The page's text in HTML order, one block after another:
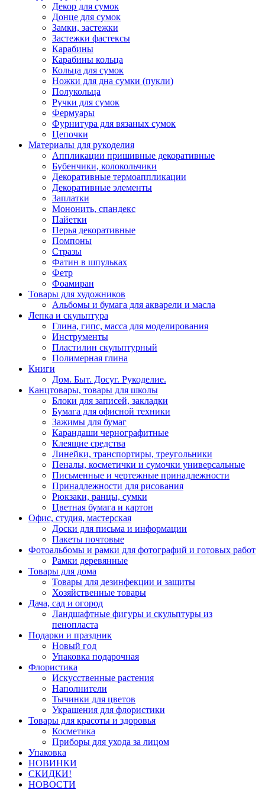
Декор для сумок
Донце для сумок
Замки, застежки
Застежки фастексы
Карабины
Карабины кольца
Кольца для сумок
Ножки для дна сумки (пукли)
Полукольца
Ручки для сумок
Фермуары
Фурнитура для вязаных сумок
Цепочки
Материалы для рукоделия
Аппликации пришивные декоративные
Бубенчики, колокольчики
Декоративные термоаппликации
Декоративные элементы
Заплатки
Мононить, спандекс
Пайетки
Перья декоративные
Помпоны
Стразы
Фатин в шпульках
Фетр
Фоамиран
Товары для художников
Альбомы и бумага для акварели и масла
Лепка и скульптура
Глина, гипс, масса для моделирования
Инструменты
Пластилин скульптурный
Полимерная глина
Книги
Дом. Быт. Досуг. Рукоделие.
Канцтовары, товары для школы
Блоки для записей, закладки
Бумага для офисной техники
Зажимы для бумаг
Карандаши чернографитные
Клеящие средства
Линейки, транспортиры, треугольники
Пеналы, косметички и сумочки универсальные
Письменные и чертежные принадлежности
Принадлежности для рисования
Рюкзаки, ранцы, сумки
Цветная бумага и картон
Офис, студия, мастерская
Доски для письма и информации
Пакеты почтовые
Фотоальбомы и рамки для фотографий и готовых работ
Рамки деревянные
Товары для дома
Товары для дезинфекции и защиты
Хозяйственные товары
Дача, сад и огород
Ландшафтные фигуры и скульптуры из
пенопласта
Подарки и праздник
Новый год
Упаковка подарочная
Флористика
Искусственные растения
Наполнители
Тычинки для цветов
Украшения для флористики
Товары для красоты и здоровья
Косметика
Приборы для ухода за лицом
Упаковка
НОВИНКИ
СКИДКИ!
НОВОСТИ